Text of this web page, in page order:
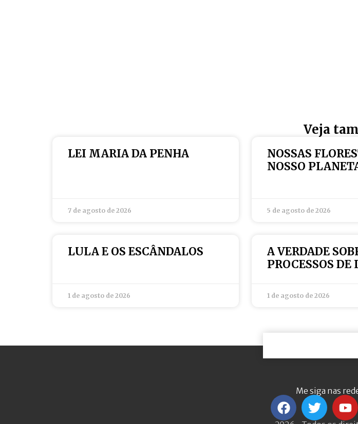
Veja
LEI MARIA DA PENHA
7 de agosto de 2026
NOSSAS
NOSSO
5 de agosto de 2026
LULA E OS ESCÂNDALOS
1 de agosto de 2026
A VERDADE
PROCESSOS DE
1 de agosto de 2026
Me siga nas